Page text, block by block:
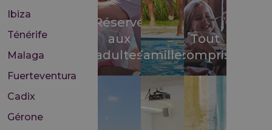
Ibiza
Ténérife
Malaga
Fuerteventura
Cadix
Gérone
Réservé
aux
adultesFamilles
Tout
compris